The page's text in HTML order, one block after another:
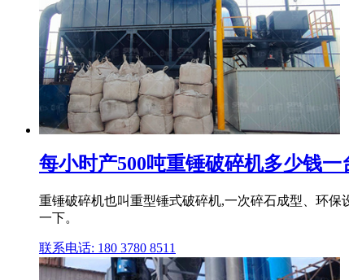
每小时产500吨重锤破碎机多少钱一
重锤破碎机也叫重型锤式破碎机,一次碎石成型、环
一下。
联系电话: 180 3780 8511